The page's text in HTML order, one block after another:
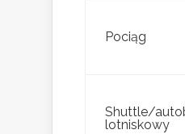
Pociąg
Shuttle/
lotniskowy